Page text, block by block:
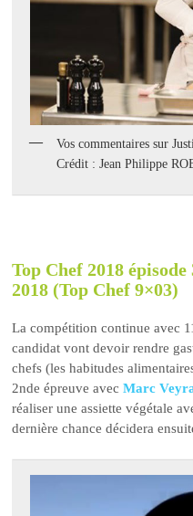
Vos commentaires sur
Crédit : Jean Philippe
Top Chef 2018
2018 (Top Chef 9×03)
La compétition continue avec
candidat vont devoir rendre
chefs (les habitudes
2nde épreuve avecMarc
réaliser une assiette végétale
dernière chance décidera